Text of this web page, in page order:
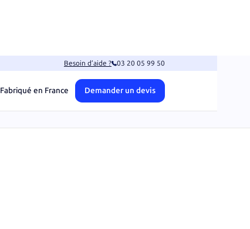
Besoin d’aide ? 03 20 05 99 50
Fabriqué en France Demander un devis